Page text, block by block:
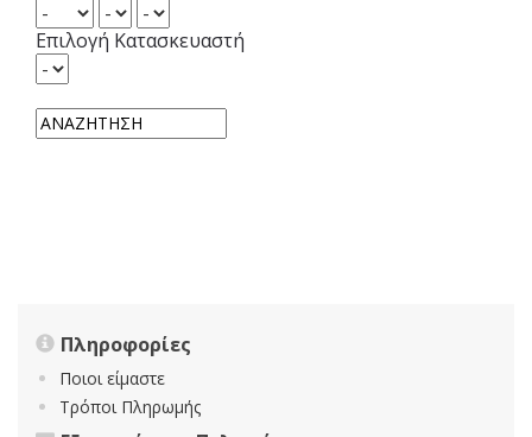
Επιλογή Κατασκευαστή
Πληροφορίες
Ποιοι είμαστε
Τρόποι Πληρωμής